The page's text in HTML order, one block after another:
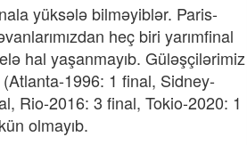
yüksələ bilməyiblər. Paris-
heç biri yarımfinal
hal yaşanmayıb. Güləşçilərimiz
1996: 1 final, Sidney-
Rio-2016: 3 final, Tokio-2020: 1
olmayıb.